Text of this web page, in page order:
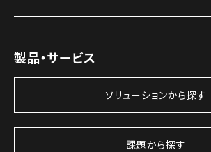
製品・サービス
ソリューションから探す
課題から探す